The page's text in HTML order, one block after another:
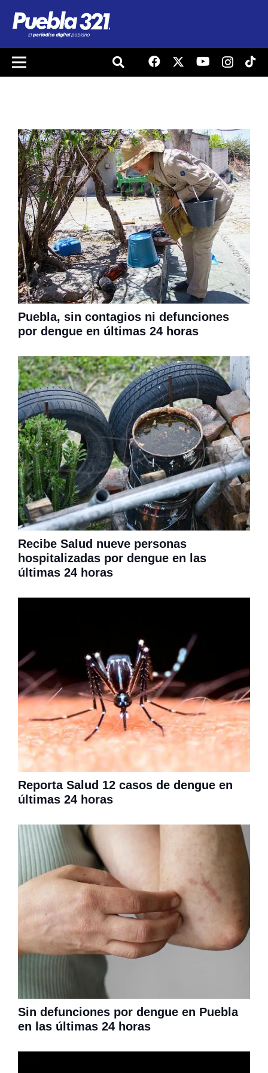
Puebla, sin contagios ni defunciones
por dengue en últimas 24 horas
Recibe Salud nueve personas
hospitalizadas por dengue en las
últimas 24 horas
Reporta Salud 12 casos de dengue en
últimas 24 horas
Sin defunciones por dengue en Puebla
en las últimas 24 horas